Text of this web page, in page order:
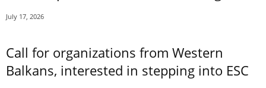
July 17, 2026
Call for organizations from Western
Balkans, interested in stepping into ESC